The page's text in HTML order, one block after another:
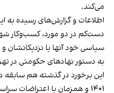
می‌کند.
اطلاعات و گزارش‌های رسیده به
دست‌کم در دو مورد، کسب‌وکار
سیاسی خود آنها یا نزدیکانشان
به دستور نهادهای حکومتی در
این برخورد در گذشته هم سابقه
۱۴۰۱ و همزمان با اعتراضات